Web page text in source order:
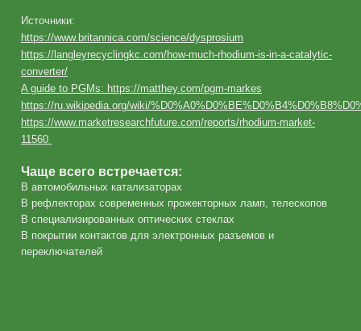
Источники:
https://www.britannica.com/science/dysprosium
https://langleyrecyclingkc.com/how-much-rhodium-is-in-a-catalytic-
converter/
A guide to PGMs: https://matthey.com/pgm-markes
https://ru.wikipedia.org/wiki/
https://www.marketresearchfuture.com/reports/rhodium-market-
11560
Чаще всего встречается:
В автомобильных катализаторах
В рефлекторах современных прожекторных ламп, телескопов
В специализированных оптических стеклах
В покрытии контактов для электронных разъемов и
переключателей